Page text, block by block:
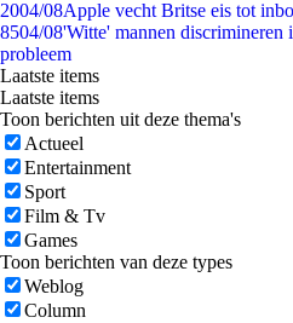
2004/08Apple vecht Britse eis tot
8504/08'Witte' mannen discrimineren
probleem
Laatste items
Laatste items
Toon berichten uit deze thema's
Actueel
Entertainment
Sport
Film & Tv
Games
Toon berichten van deze types
Weblog
Column